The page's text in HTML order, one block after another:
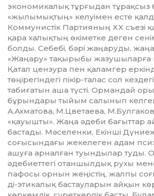
экономикалық тұрғыдан тұрақсыз
«жылымықтың» келуімен есте
Коммунистік Пар­тияның XX съезі
қара халықтың өкіметке деген
болды. Себебі, бәрі жаңаруды,
«Жаңару» тақырыбы жазушыларға
Қатал цензура пен қаламгер
төңірегіндегі пі­кір-талас сол
табиғатын аша түсті. Ормандай
бұрындары тыйым салынып
А.Ах­матова, М.Цветаева,
«қауышты». Жаңа әдеби бағыттар
бастады. Мәселенки, Екінші
соғысындағы жекелеген адам
ашуға арнал­ған туындылар туды.
әдебиеттегі отаншылдық рухы
пафосы орнын жеңіс­тің, жалпы
ді-этикалық бастауларын айқын